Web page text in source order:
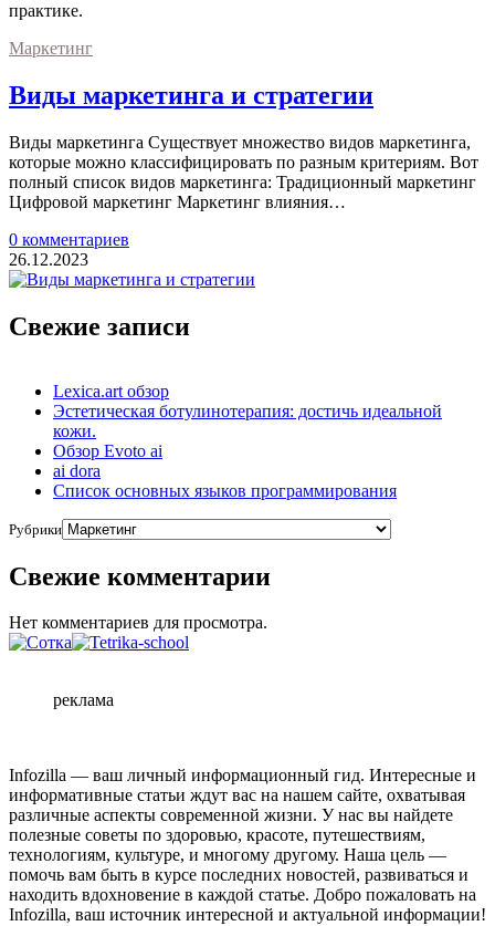
практике.
Маркетинг
Виды маркетинга и стратегии
Виды маркетинга Существует множество видов маркетинга,
которые можно классифицировать по разным критериям. Вот
полный список видов маркетинга: Традиционный маркетинг
Цифровой маркетинг Маркетинг влияния…
0 комментариев
26.12.2023
Свежие записи
Lexica.art обзор
Эстетическая ботулинотерапия: достичь идеальной
кожи.
Обзор Evoto ai
ai dora
Список основных языков программирования
Рубрики
Свежие комментарии
Нет комментариев для просмотра.
реклама
Infozilla — ваш личный информационный гид. Интересные и
информативные статьи ждут вас на нашем сайте, охватывая
различные аспекты современной жизни. У нас вы найдете
полезные советы по здоровью, красоте, путешествиям,
технологиям, культуре, и многому другому. Наша цель —
помочь вам быть в курсе последних новостей, развиваться и
находить вдохновение в каждой статье. Добро пожаловать на
Infozilla, ваш источник интересной и актуальной информации!